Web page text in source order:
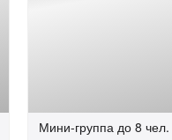
Мини-группа до 8 чел.